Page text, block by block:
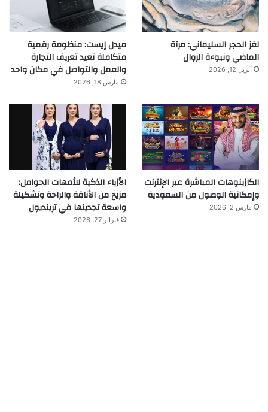
لغز الحجر السليماني: مرآة
الماضي ونبوءة الزوال
أبريل 12, 2026
ميدل إيست: منظومة رقمية
متكاملة تعيد تعريف التجارة
والعمل والتواصل في مكان واحد
مارس 18, 2026
الكازينوهات المباشرة عبر الإنترنت
وإمكانية الوصول من السعودية
مارس 2, 2026
الأزياء الذكية للأمهات الحوامل:
مزيج من الأناقة والراحة وتشكيلة
واسعة تجدينها في ترينديول
فبراير 27, 2026